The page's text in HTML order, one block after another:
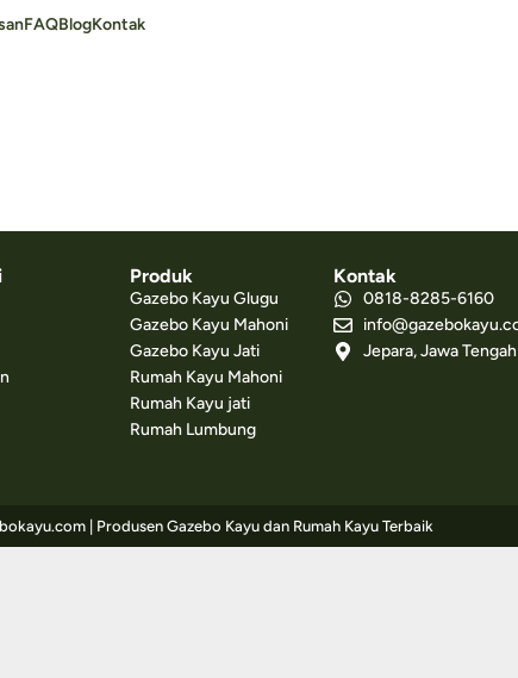
FAQBlogKontak
Produk
Gazebo Kayu Glugu
Gazebo Kayu Mahoni
Gazebo Kayu Jati
Rumah Kayu Mahoni
Rumah Kayu jati
Rumah Lumbung
Kontak
0818-8285-6160
Jepara, Jawa Tengah
| Produsen Gazebo Kayu dan Rumah Kayu Terbaik